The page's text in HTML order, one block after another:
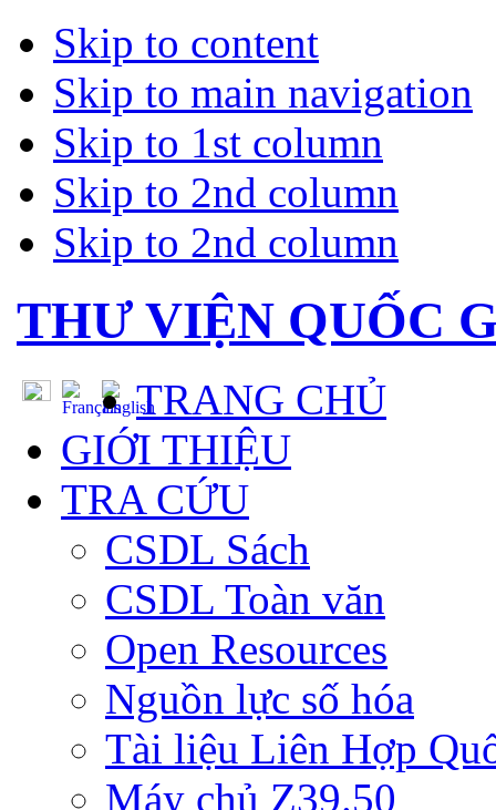
Skip to content
Skip to main navigation
Skip to 1st column
Skip to 2nd column
Skip to 2nd column
THƯ VIỆN QUỐC
TRANG CHỦ
GIỚI THIỆU
TRA CỨU
CSDL Sách
CSDL Toàn văn
Open Resources
Nguồn lực số hóa
Tài liệu Liên Hợp
Máy chủ Z39.50